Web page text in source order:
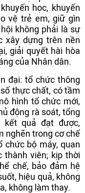
học, khuyến
vệ trẻ em, giữ gìn
không phải là sự
xây dựng trên nền
giải quyết hài hòa
của Nhân dân.
đại: tổ chức thông
thực chất, có tầm
hình tổ chức mới,
động rà soát, tổng
kết quả đạt được,
nghẽn trong cơ chế
chức bộ máy, quan
thành viên; kịp thời
chế, bảo đảm hệ
hiệu quả, không
không làm thay.